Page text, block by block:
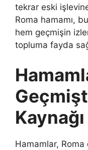
tekrar eski
Roma hamamı,
hem geçmişin
topluma fayda
Hamamlar,